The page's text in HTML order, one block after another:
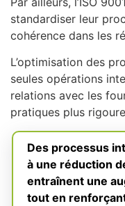
standardiser leur
cohérence dans les
L’optimisation des
seules opérations
relations avec les
pratiques plus
Des processus
à une réduction
entraînent une
tout en